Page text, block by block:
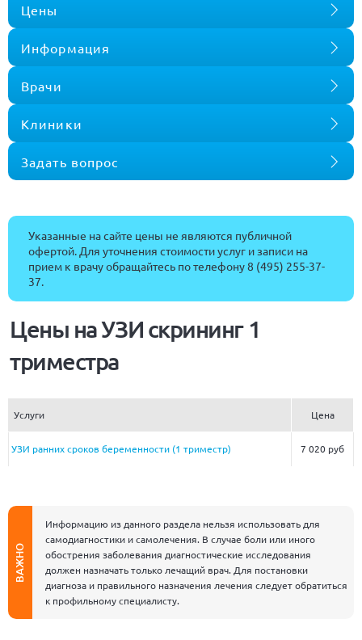
Цены
Информация
Врачи
Клиники
Задать вопрос
Указанные на сайте цены не являются публичной
офертой. Для уточнения стоимости услуг и записи на
прием к врачу обращайтесь по телефону8 (495) 255-37-
37.
Цены на УЗИ скрининг 1
триместра
Услуги Цена
УЗИ ранних сроков беременности (1 триместр) 7 020 руб
ВАЖНО
Информацию из данного раздела нельзя использовать для
самодиагностики и самолечения. В случае боли или иного
обострения заболевания диагностические исследования
должен назначать только лечащий врач. Для постановки
диагноза и правильного назначения лечения следует обратиться
к профильному специалисту.